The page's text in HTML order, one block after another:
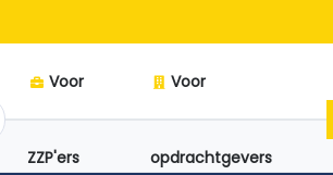
Voor
ZZP'ers
Voor
opdrachtgevers